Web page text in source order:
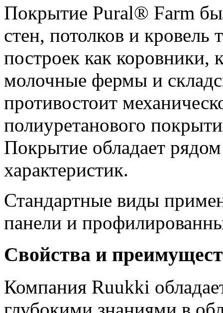
Покрытие Pural® Farm
стен, потолков и кровель
построек как коровники,
молочные фермы и
противостоит
полиуретанового
Покрытие обладает
характеристик.
Стандартные виды
панели и
Свойства и
Компания Ruukki